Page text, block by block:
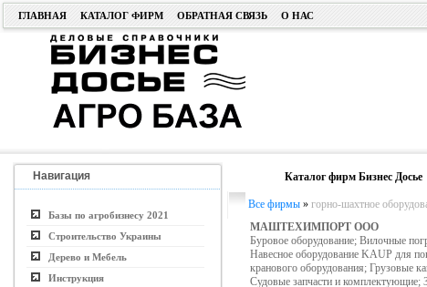
ГЛАВНАЯ КАТАЛОГ ФИРМ ОБРАТНАЯ СВЯЗЬ О НАС
Навигация
Базы по агробизнесу 2021
Строительство Украины
Дерево и Мебель
Инструкция
Каталог фирм Бизнес Досье
Все фирмы» горно-шахтное
МАШТЕХИМПОРТ ООО
Буровое оборудование; Вилочные
Навесное оборудование KAUP для
кранового оборудования; Грузовые
Судовые запчасти и комплектующие;